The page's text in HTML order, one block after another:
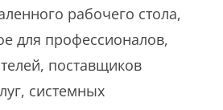
рабочего стола,
для профессионалов,
поставщиков
системных